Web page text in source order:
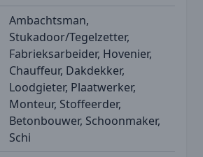
Ambachtsman,
Stukadoor/Tegelzetter,
Fabrieksarbeider, Hovenier,
Chauffeur, Dakdekker,
Loodgieter, Plaatwerker,
Monteur, Stoffeerder,
Betonbouwer, Schoonmaker,
Schi